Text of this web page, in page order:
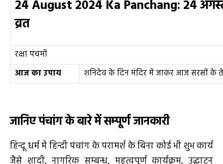
24 August 2024 Ka Panchang: 24
व्रत
रक्षा पंचमी
आज का उपाय
शनिदेव के दिन मंदिर में जाकर आज सरसों के
जानिए पंचांग के बारे में सम्पूर्ण जानकारी
हिन्दू धर्म में हिन्दी पंचांग के परामर्श के बिना कोई भी शुभ कार्य